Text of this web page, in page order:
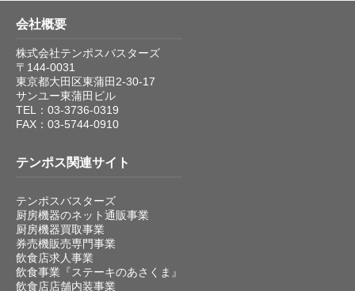
会社概要
株式会社テンポスバスターズ
〒144-0031
東京都大田区東蒲田2-30-17
サンユー東蒲田ビル
TEL：03-3736-0319
FAX：03-5744-0910
テンポス関連サイト
テンポスバスターズ
厨房機器のネット通販事業
厨房機器買取事業
券売機販売専門事業
飲食店求人事業
飲食事業『ステーキのあさくま』
飲食店店舗内装事業